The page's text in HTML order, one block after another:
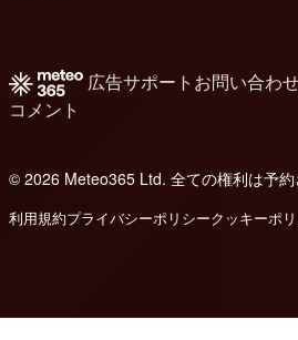
広告サポート お問い合わ
コメント
© 2026 Meteo365 Ltd. 全ての権利は予約
利用規約プライバシーポリシークッキーポ